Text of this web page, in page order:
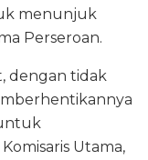
menunjuk
Perseroan.
dengan tidak
Utama,